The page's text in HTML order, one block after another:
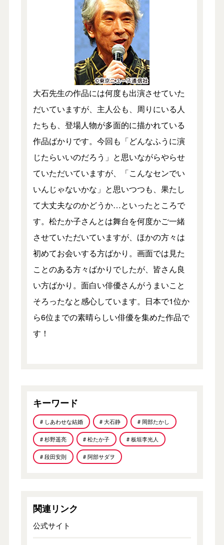
大石先生の作品には何度も出演させていた
だいていますが、主人公も、周りにいる人
たちも、登場人物が多面的に描かれている
作品ばかりです。今回も「どんなふうに演
じたらいいのだろう」と思いながらやらせ
ていただいていますが、「こんなセンでい
いんじゃないかな」と思いつつも、果たし
て大丈夫なのかどうか…といったところで
す。松たか子さんとは舞台を何度かご一緒
させていただいていますが、ほかの方々は
初めてお会いする方ばかり。画面では見た
ことのある方々ばかりでしたが、皆さん良
い方ばかり。面白い俳優さんがうまいこと
そろったなと感心しています。日本で1位か
ら6位までの素晴らしい俳優を集めた作品で
す！
キーワード
# しあわせな結婚 # 大石静 # 岡部たかし
# 杉野遥亮 # 松たか子 # 板垣李光人
# 段田安則 # 阿部サダヲ
関連リンク
公式サイト